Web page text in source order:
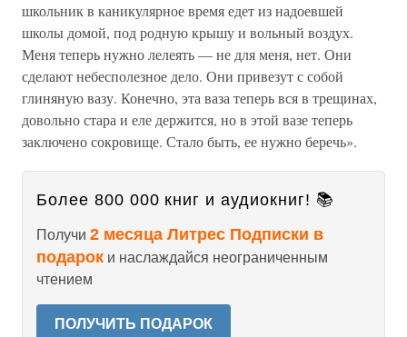
школьник в каникулярное время едет из надоевшей
школы домой, под родную крышу и вольный воздух.
Меня теперь нужно лелеять — не для меня, нет. Они
сделают небесполезное дело. Они привезут с собой
глиняную вазу. Конечно, эта ваза теперь вся в трещинах,
довольно стара и еле держится, но в этой вазе теперь
заключено сокровище. Стало быть, ее нужно беречь».
Более 800 000 книг и аудиокниг! 📚
Получи 2 месяца Литрес Подписки в
подарок и наслаждайся неограниченным
чтением
ПОЛУЧИТЬ ПОДАРОК